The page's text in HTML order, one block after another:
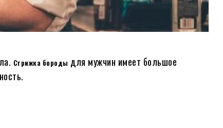
Стрижка бороды для мужчин имеет большое